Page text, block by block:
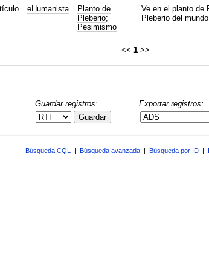
eHumanista
Planto de
Pleberio;
Pesimismo
Ve en el planto de
Pleberio del
<< 1 >>
Guardar registros:
Guardar
Exportar registros:
Búsqueda CQL Búsqueda avanzada Búsqueda por ID